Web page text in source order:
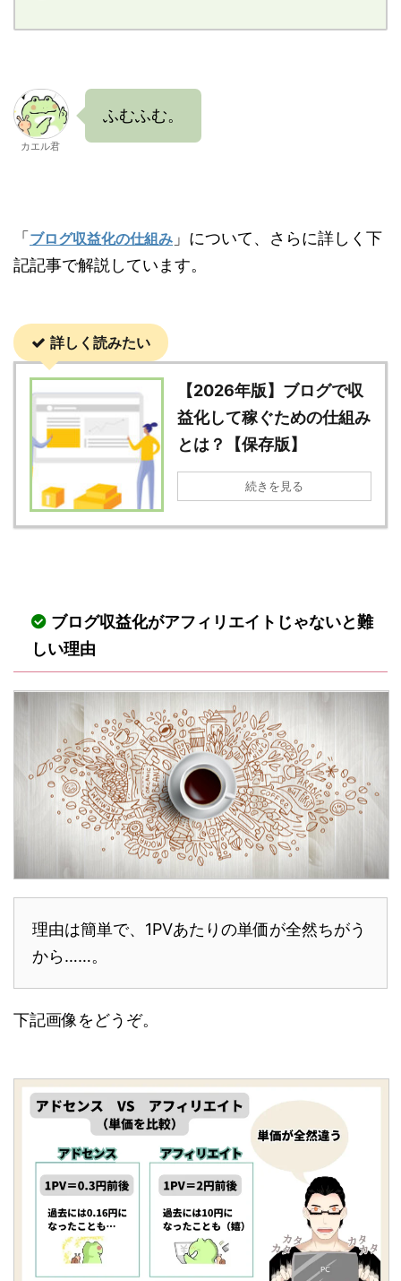
カエル君
ふむふむ。
「 ブログ収益化の仕組み 」について、さらに詳しく下
記記事で解説しています。
詳しく読みたい
【2026年版】ブログで収
益化して稼ぐための仕組み
とは？【保存版】
続きを見る
ブログ収益化がアフィリエイトじゃないと難
しい理由
理由は簡単で、1PVあたりの単価が全然ちがう
から……。
下記画像をどうぞ。